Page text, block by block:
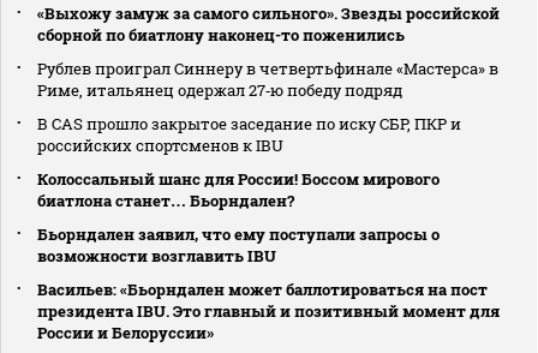
«Выхожу замуж за самого сильного». Звезды российской
сборной по биатлону наконец-то поженились
Рублев проиграл Синнеру в четвертьфинале «Мастерса» в
Риме, итальянец одержал 27‑ю победу подряд
В CAS прошло закрытое заседание по иску СБР, ПКР и
российских спортсменов к IBU
Колоссальный шанс для России! Боссом мирового
биатлона станет… Бьорндален?
Бьорндален заявил, что ему поступали запросы о
возможности возглавить IBU
Васильев: «Бьорндален может баллотироваться на пост
президента IBU. Это главный и позитивный момент для
России и Белоруссии»